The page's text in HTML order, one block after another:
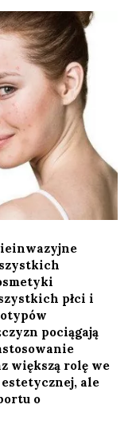
płci i
pociągają
większą rolę we
ale
o